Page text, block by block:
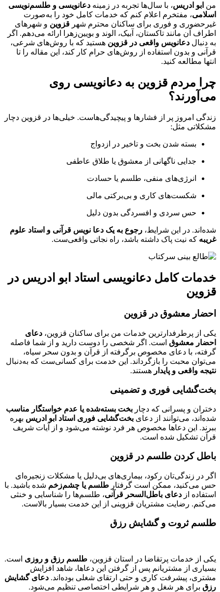
من ابو ادریس، با سال‌ها تجربه در زمینه دعانویسی و طلسم‌نویسی
اسلامی، مفتخرم اعلام کنم که خدمات کامل خود را به‌صورت
غیرحضوری و فوری برای ساکنان محترم شهر قزوین و شهرهای
اطراف آن مانند تاکستان، آبیک، الوند و بویین‌زهرا ارائه می‌دهم. اگر
به دنبال دعانویس واقعی در قزوین هستید که با روش‌های شرعی،
قرآنی و بدون استفاده از روش‌های حرام کار کند، این مقاله را تا
انتها مطالعه کنید.
چرا مردم قزوین به دعانویسی روی
می‌آورند؟
زندگی امروز پر از فشارها و پیچیدگی‌هاست. خیلی‌ها در قزوین دچار
مشکلاتی مثل:
بسته شدن بخت و تاخیر در ازدواج
جدایی ناگهانی از معشوق یا طلاق عاطفی
انرژی‌های منفی، طلسم یا حسادت
شکست‌های کاری و بی‌برکتی مالی
حس سردی و افسردگی بدون دلیل
شده‌اند. در این شرایط، رجوع به یک دعا نویس قرآنی و استاد علوم
غریبه که نیت پاک داشته باشد، راه نجاتی واقعی‌ست.
خدمات کامل دعانویسی استاد ابو ادریس در
قزوین
احضار معشوق در قزوین
یکی از پرطرفدارترین خدمات من برای ساکنان قزوین، دعای
احضار معشوق است. اگر شخصی را دوست دارید و از شما فاصله
گرفته، با دعای مخصوص برگرفته از قرآن و بدون سحر سیاه،
می‌توان محبت را بازگرداند. این خدمت برای کسانی‌ست که به‌دنبال
نتیجه واقعی و پایدار هستند.
بخت‌گشایی فوری و تضمینی
دختران و پسرانی که دچار بخت بسته‌شده یا عدم خواستگار مناسب
شده‌اند، می‌توانند از دعای بخت‌گشایی فوری استاد ابو ادریس بهره
ببرند. این دعاها مخصوص هر فرد نوشته می‌شود و از آیات شریف
قرآن تشکیل شده است.
باطل کردن طلسم در قزوین
اگر در زندگی‌تان رکود، بیماری‌های بی‌دلیل یا مشکلات زنجیره‌ای
حس می‌کنید، ممکن است گرفتار طلسم یا چشم‌زخم شده باشید. با
استفاده از دعای باطل‌السحر قرآنی، طلسم‌ها را شناسایی و خنثی
می‌کنم. رضایت مشتریان قزوینی از این خدمت بسیار بالاست.
طلسم ثروت و گشایش رزق
یکی از خدمات پرتقاضا در استان قزوین، طلسم رزق و روزی است.
بسیاری از مشتریانم پس از گرفتن این دعاها، شاهد افزایش
مشتری، پیشرفت کاری و حتی ارتقای شغلی بوده‌اند. دعای گشایش
رزق برای هر شغل و هر شرایطی اختصاصی تنظیم می‌شود.